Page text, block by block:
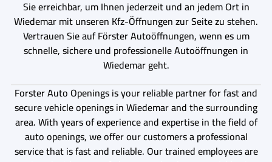
Sie erreichbar, um Ihnen jederzeit und an jedem Ort in
Wiedemar mit unseren Kfz-Öffnungen zur Seite zu stehen.
Vertrauen Sie auf Förster Autoöffnungen, wenn es um
schnelle, sichere und professionelle Autoöffnungen in
Wiedemar geht.
Forster Auto Openings is your reliable partner for fast and
secure vehicle openings in Wiedemar and the surrounding
area. With years of experience and expertise in the field of
auto openings, we offer our customers a professional
service that is fast and reliable. Our trained employees are